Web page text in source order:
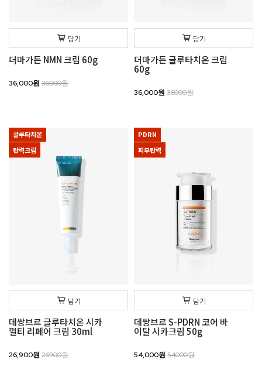
담기
더마가든 NMN 크림 60g
36,000원 36000원
담기
더마가든 글루타치온 크림
60g
36,000원 36000원
글루타치온
탄력크림
담기
데쌍브르 글루타치온 시카
멀티 리페어 크림 30ml
26,900원 26900원
PDRN
피부탄력
담기
데쌍브르 S-PDRN 코어 바
이탈 시카크림 50g
54,000원 54000원